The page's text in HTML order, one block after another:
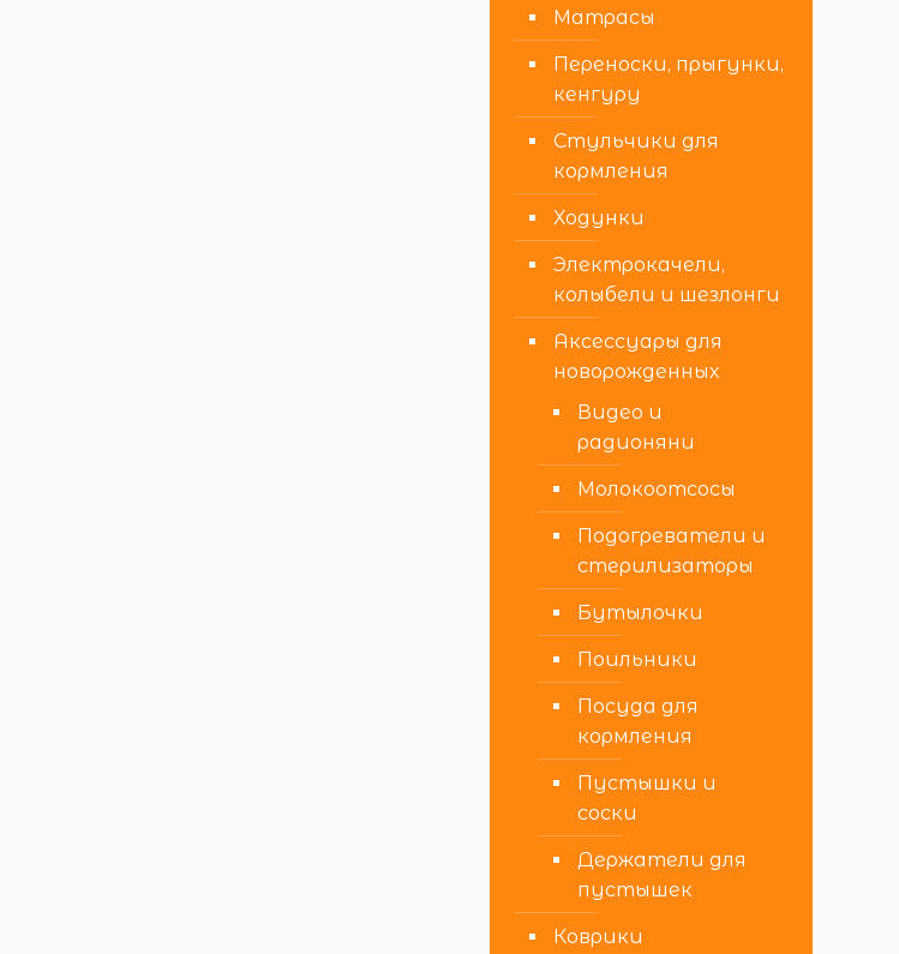
Матрасы
Переноски, прыгунки,
кенгуру
Стульчики для
кормления
Ходунки
Электрокачели,
колыбели и шезлонги
Аксессуары для
новорожденных
Видео и
радионяни
Молокоотсосы
Подогреватели и
стерилизаторы
Бутылочки
Поильники
Посуда для
кормления
Пустышки и
соски
Держатели для
пустышек
Коврики